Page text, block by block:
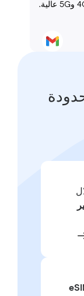
اكتشف الحرية مع الاتصال الذي يُعتمد عليه بسرعة 4G و5G عالية.